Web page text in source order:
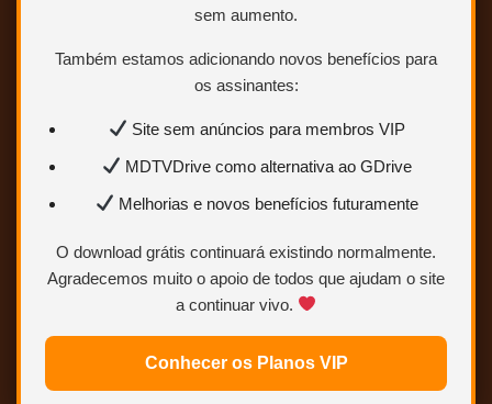
sem aumento.
Também estamos adicionando novos benefícios para
os assinantes:
Site sem anúncios para membros VIP
MDTVDrive como alternativa ao GDrive
Melhorias e novos benefícios futuramente
O download grátis continuará existindo normalmente.
Agradecemos muito o apoio de todos que ajudam o site
a continuar vivo.
Conhecer os Planos VIP
paradeiro do tesouro do Comodoro.
alto-mar à procura do tesouro, levando
Gugu e Olívia com ele. Popeye, junto de
vários moradores de Sweethaven vão
atrás de Brutus, para salvar os dois.